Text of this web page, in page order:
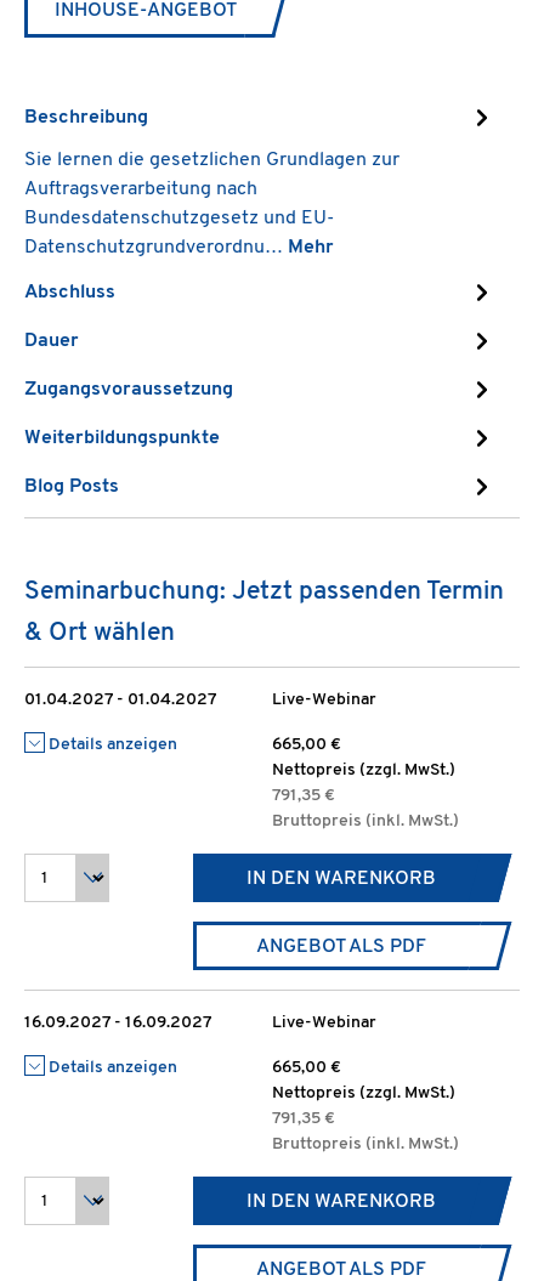
INHOUSE-ANGEBOT
Beschreibung
Sie lernen die gesetzlichen Grundlagen zur
Auftragsverarbeitung nach
Bundesdatenschutzgesetz und EU-
Datenschutzgrundverordnu… Mehr
Abschluss
Dauer
Zugangsvoraussetzung
Weiterbildungspunkte
Blog Posts
Seminarbuchung: Jetzt passenden Termin
& Ort wählen
01.04.2027 - 01.04.2027 Live-Webinar
Details anzeigen
665,00 €
Nettopreis (zzgl. MwSt.)
791,35 €
Bruttopreis (inkl. MwSt.)
IN DEN WARENKORB
ANGEBOT ALS PDF
16.09.2027 - 16.09.2027 Live-Webinar
Details anzeigen
665,00 €
Nettopreis (zzgl. MwSt.)
791,35 €
Bruttopreis (inkl. MwSt.)
IN DEN WARENKORB
ANGEBOT ALS PDF